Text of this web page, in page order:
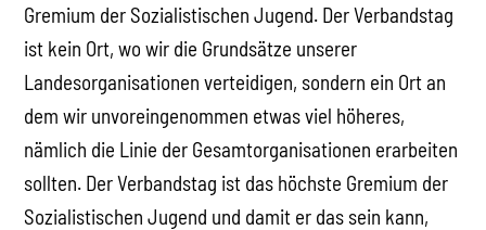
Gremium der Sozialistischen Jugend. Der Verbandstag
ist kein Ort, wo wir die Grundsätze unserer
Landesorganisationen verteidigen, sondern ein Ort an
dem wir unvoreingenommen etwas viel höheres,
nämlich die Linie der Gesamtorganisationen erarbeiten
sollten. Der Verbandstag ist das höchste Gremium der
Sozialistischen Jugend und damit er das sein kann,